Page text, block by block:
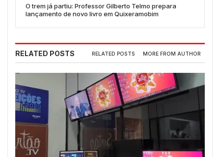
O trem já partiu: Professor Gilberto Telmo prepara
lançamento de novo livro em Quixeramobim
RELATED POSTS RELATED POSTS MORE FROM AUTHOR